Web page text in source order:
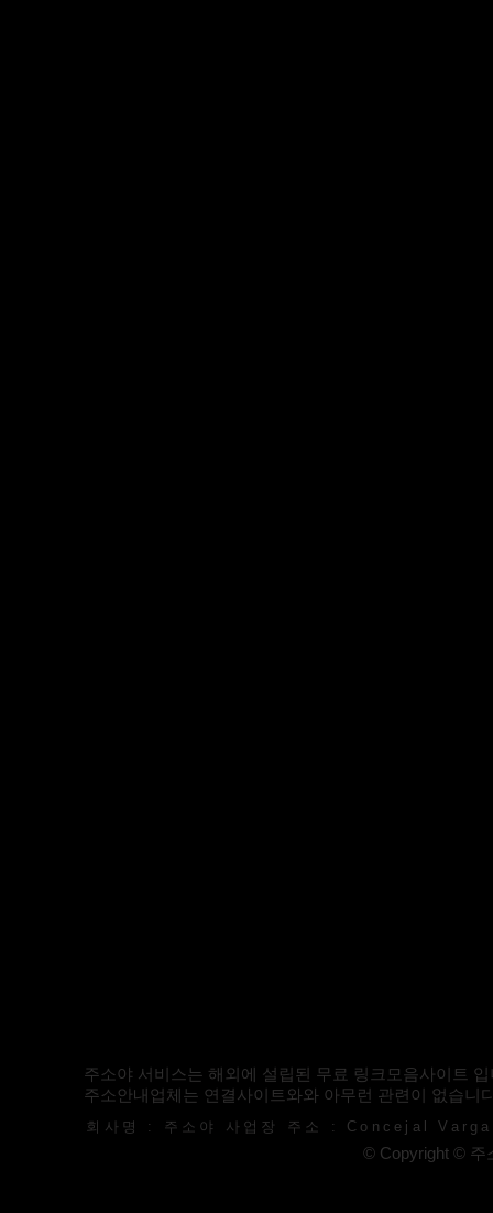
주소야 서비스는 해외에 설립된 무료 링크모음사이트
주소안내업체는 연결사이트와와 아무런 관련이 없습니
회사명 : 주소야 사업장 주소 : Concejal
© Copyright © 주